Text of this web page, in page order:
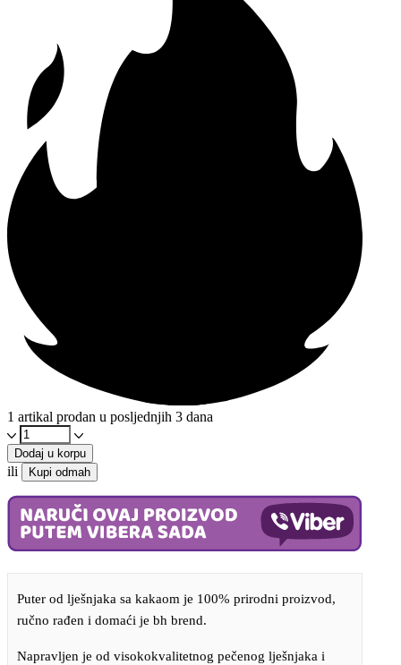
1 artikal prodan u posljednjih 3 dana
Tegla
puter
od
lješnjaka
sa
kakaom
200g
-
glutena
šećera
Dodaj u korpu
ili Kupi odmah
Puter od lješnjaka sa kakaom je 100% prirodni proizvod,
ručno rađen i domaći je bh brend.
Napravljen je od visokokvalitetnog pečenog lješnjaka i